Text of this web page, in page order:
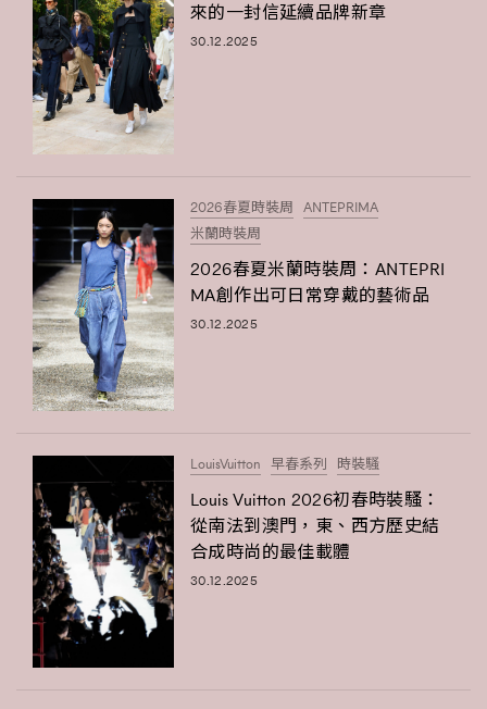
AFrenchMind
EmpowerF
FashionWeek
來的一封信延續品牌新章
30.12.2025
2026春夏時裝周 ANTEPRIMA
米蘭時裝周
2026春夏米蘭時裝周：ANTEPRI
MA創作出可日常穿戴的藝術品
30.12.2025
LouisVuitton 早春系列 時裝騷
Louis Vuitton 2026初春時裝騷：
從南法到澳門，東、西方歷史結
合成時尚的最佳載體
30.12.2025